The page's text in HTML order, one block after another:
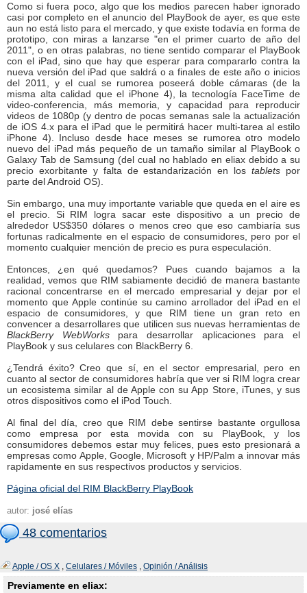
Como si fuera poco, algo que los medios parecen haber ignorado
casi por completo en el anuncio del PlayBook de ayer, es que este
aun no está listo para el mercado, y que existe todavía en forma de
prototipo, con miras a lanzarse "en el primer cuarto de año del
2011", o en otras palabras, no tiene sentido comparar el PlayBook
con el iPad, sino que hay que esperar para compararlo contra la
nueva versión del iPad que saldrá o a finales de este año o inicios
del 2011, y el cual se rumorea poseerá doble cámaras (de la
misma alta calidad que el iPhone 4), la tecnología FaceTime de
video-conferencia, más memoria, y capacidad para reproducir
videos de 1080p (y dentro de pocas semanas sale la actualización
de iOS 4.x para el iPad que le permitirá hacer multi-tarea al estilo
iPhone 4). Incluso desde hace meses se rumorea otro modelo
nuevo del iPad más pequeño de un tamaño similar al PlayBook o
Galaxy Tab de Samsung (del cual no hablado en eliax debido a su
precio exorbitante y falta de estandarización en lostablets por
parte del Android OS).
Sin embargo, una muy importante variable que queda en el aire es
el precio. Si RIM logra sacar este dispositivo a un precio de
alrededor US$350 dólares o menos creo que eso cambiaría sus
fortunas radicalmente en el espacio de consumidores, pero por el
momento cualquier mención de precio es pura especulación.
Entonces, ¿en qué quedamos? Pues cuando bajamos a la
realidad, vemos que RIM sabiamente decidió de manera bastante
racional concentrarse en el mercado empresarial y dejar por el
momento que Apple continúe su camino arrollador del iPad en el
espacio de consumidores, y que RIM tiene un gran reto en
convencer a desarrollares que utilicen sus nuevas herramientas de
BlackBerry WebWorkspara desarrollar aplicaciones para el
PlayBook y sus celulares con BlackBerry 6.
¿Tendrá éxito? Creo que sí, en el sector empresarial, pero en
cuanto al sector de consumidores habría que ver si RIM logra crear
un ecosistema similar al de Apple con su App Store, iTunes, y sus
otros dispositivos como el iPod Touch.
Al final del día, creo que RIM debe sentirse bastante orgullosa
como empresa por esta movida con su PlayBook, y los
consumidores debemos estar muy felices, pues esto presionará a
empresas como Apple, Google, Microsoft y HP/Palm a innovar más
rapidamente en sus respectivos productos y servicios.
Página oficial del RIM BlackBerry PlayBook
autor: josé elías
48 comentarios
Apple / OS X , Celulares / Móviles , Opinión / Análisis
Previamente en eliax: